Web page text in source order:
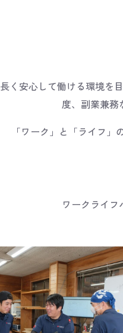
長く安心して働ける環境を
度、副業兼務
「ワーク」と「ライフ」
ワークライ